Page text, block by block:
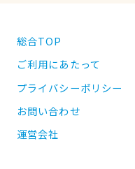
総合TOP
ご利用にあたって
プライバシーポリシー
お問い合わせ
運営会社